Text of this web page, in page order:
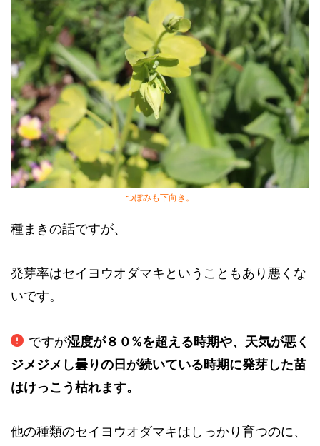
つぼみも下向き。
種まきの話ですが、
発芽率はセイヨウオダマキということもあり悪くな
いです。
ですが湿度が８０%を超える時期や、天気が悪く
ジメジメし曇りの日が続いている時期に発芽した苗
はけっこう枯れます。
他の種類のセイヨウオダマキはしっかり育つのに、